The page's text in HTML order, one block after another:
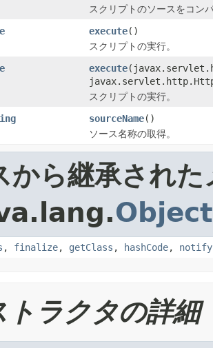
スクリプトのソースをコン
execute()
スクリプトの実行。
execute
スクリプトの実行。
sourceName()
ソース名称の取得。
から継承された
Object
, finalize, getClass , hashCode, notify
トラクタの詳細